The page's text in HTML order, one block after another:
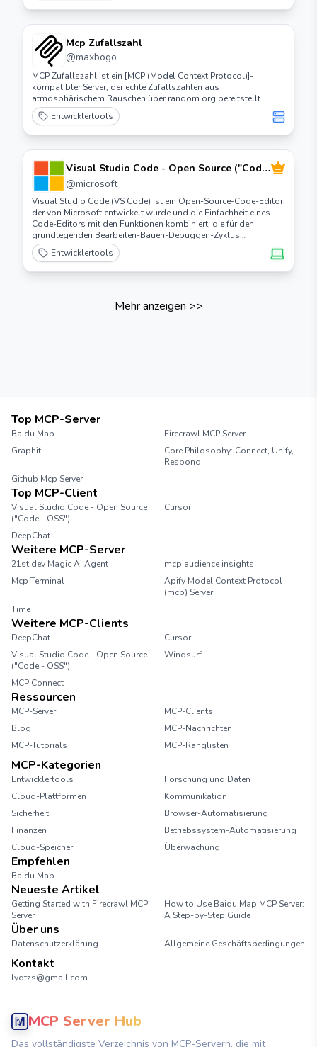
Mcp Zufallszahl
@maxbogo
MCP Zufallszahl ist ein [MCP (Model Context Protocol)]-
kompatibler Server, der echte Zufallszahlen aus
atmosphärischem Rauschen über random.org bereitstellt.
Entwicklertools
Visual Studio Code - Open Source ("Code
- OSS")
@microsoft
Visual Studio Code (VS Code) ist ein Open-Source-Code-Editor,
der von Microsoft entwickelt wurde und die Einfachheit eines
Code-Editors mit den Funktionen kombiniert, die für den
grundlegenden Bearbeiten-Bauen-Debuggen-Zyklus
erforderlich sind.
Entwicklertools
Mehr anzeigen >>
Top MCP-Server
Baidu Map
Firecrawl MCP Server
Graphiti
Core Philosophy: Connect, Unify,
Respond
Github Mcp Server
Top MCP-Client
Visual Studio Code - Open Source
("Code - OSS")
Cursor
DeepChat
Weitere MCP-Server
21st.dev Magic Ai Agent
mcp audience insights
Mcp Terminal
Apify Model Context Protocol
(mcp) Server
Time
Weitere MCP-Clients
DeepChat
Cursor
Visual Studio Code - Open Source
("Code - OSS")
Windsurf
MCP Connect
Ressourcen
MCP-Server
MCP-Clients
Blog
MCP-Nachrichten
MCP-Tutorials
MCP-Ranglisten
MCP-Kategorien
Entwicklertools
Forschung und Daten
Cloud-Plattformen
Kommunikation
Sicherheit
Browser-Automatisierung
Finanzen
Betriebssystem-Automatisierung
Cloud-Speicher
Überwachung
Empfehlen
Baidu Map
Neueste Artikel
Getting Started with Firecrawl MCP
Server
How to Use Baidu Map MCP Server:
A Step-by-Step Guide
Über uns
Datenschutzerklärung Allgemeine Geschäftsbedingungen
Kontakt
lyqtzs@gmail.com
MCP Server Hub
Das vollständigste Verzeichnis von MCP-Servern, die mit